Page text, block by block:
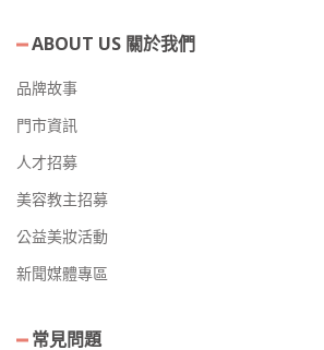
ABOUT US 關於我們
品牌故事
門市資訊
人才招募
美容教主招募
公益美妝活動
新聞媒體專區
常見問題